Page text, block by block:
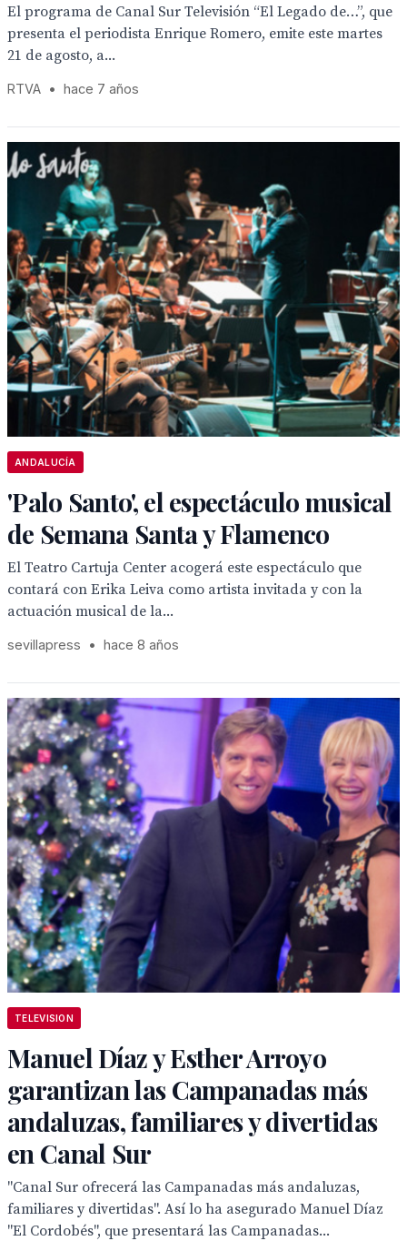
El programa de Canal Sur Televisión “El Legado de…”, que
presenta el periodista Enrique Romero, emite este martes
21 de agosto, a...
RTVA • hace 7 años
ANDALUCÍA
'Palo Santo', el espectáculo musical
de Semana Santa y Flamenco
El Teatro Cartuja Center acogerá este espectáculo que
contará con Erika Leiva como artista invitada y con la
actuación musical de la...
sevillapress • hace 8 años
TELEVISION
Manuel Díaz y Esther Arroyo
garantizan las Campanadas más
andaluzas, familiares y divertidas
en Canal Sur
"Canal Sur ofrecerá las Campanadas más andaluzas,
familiares y divertidas". Así lo ha asegurado Manuel Díaz
"El Cordobés", que presentará las Campanadas...